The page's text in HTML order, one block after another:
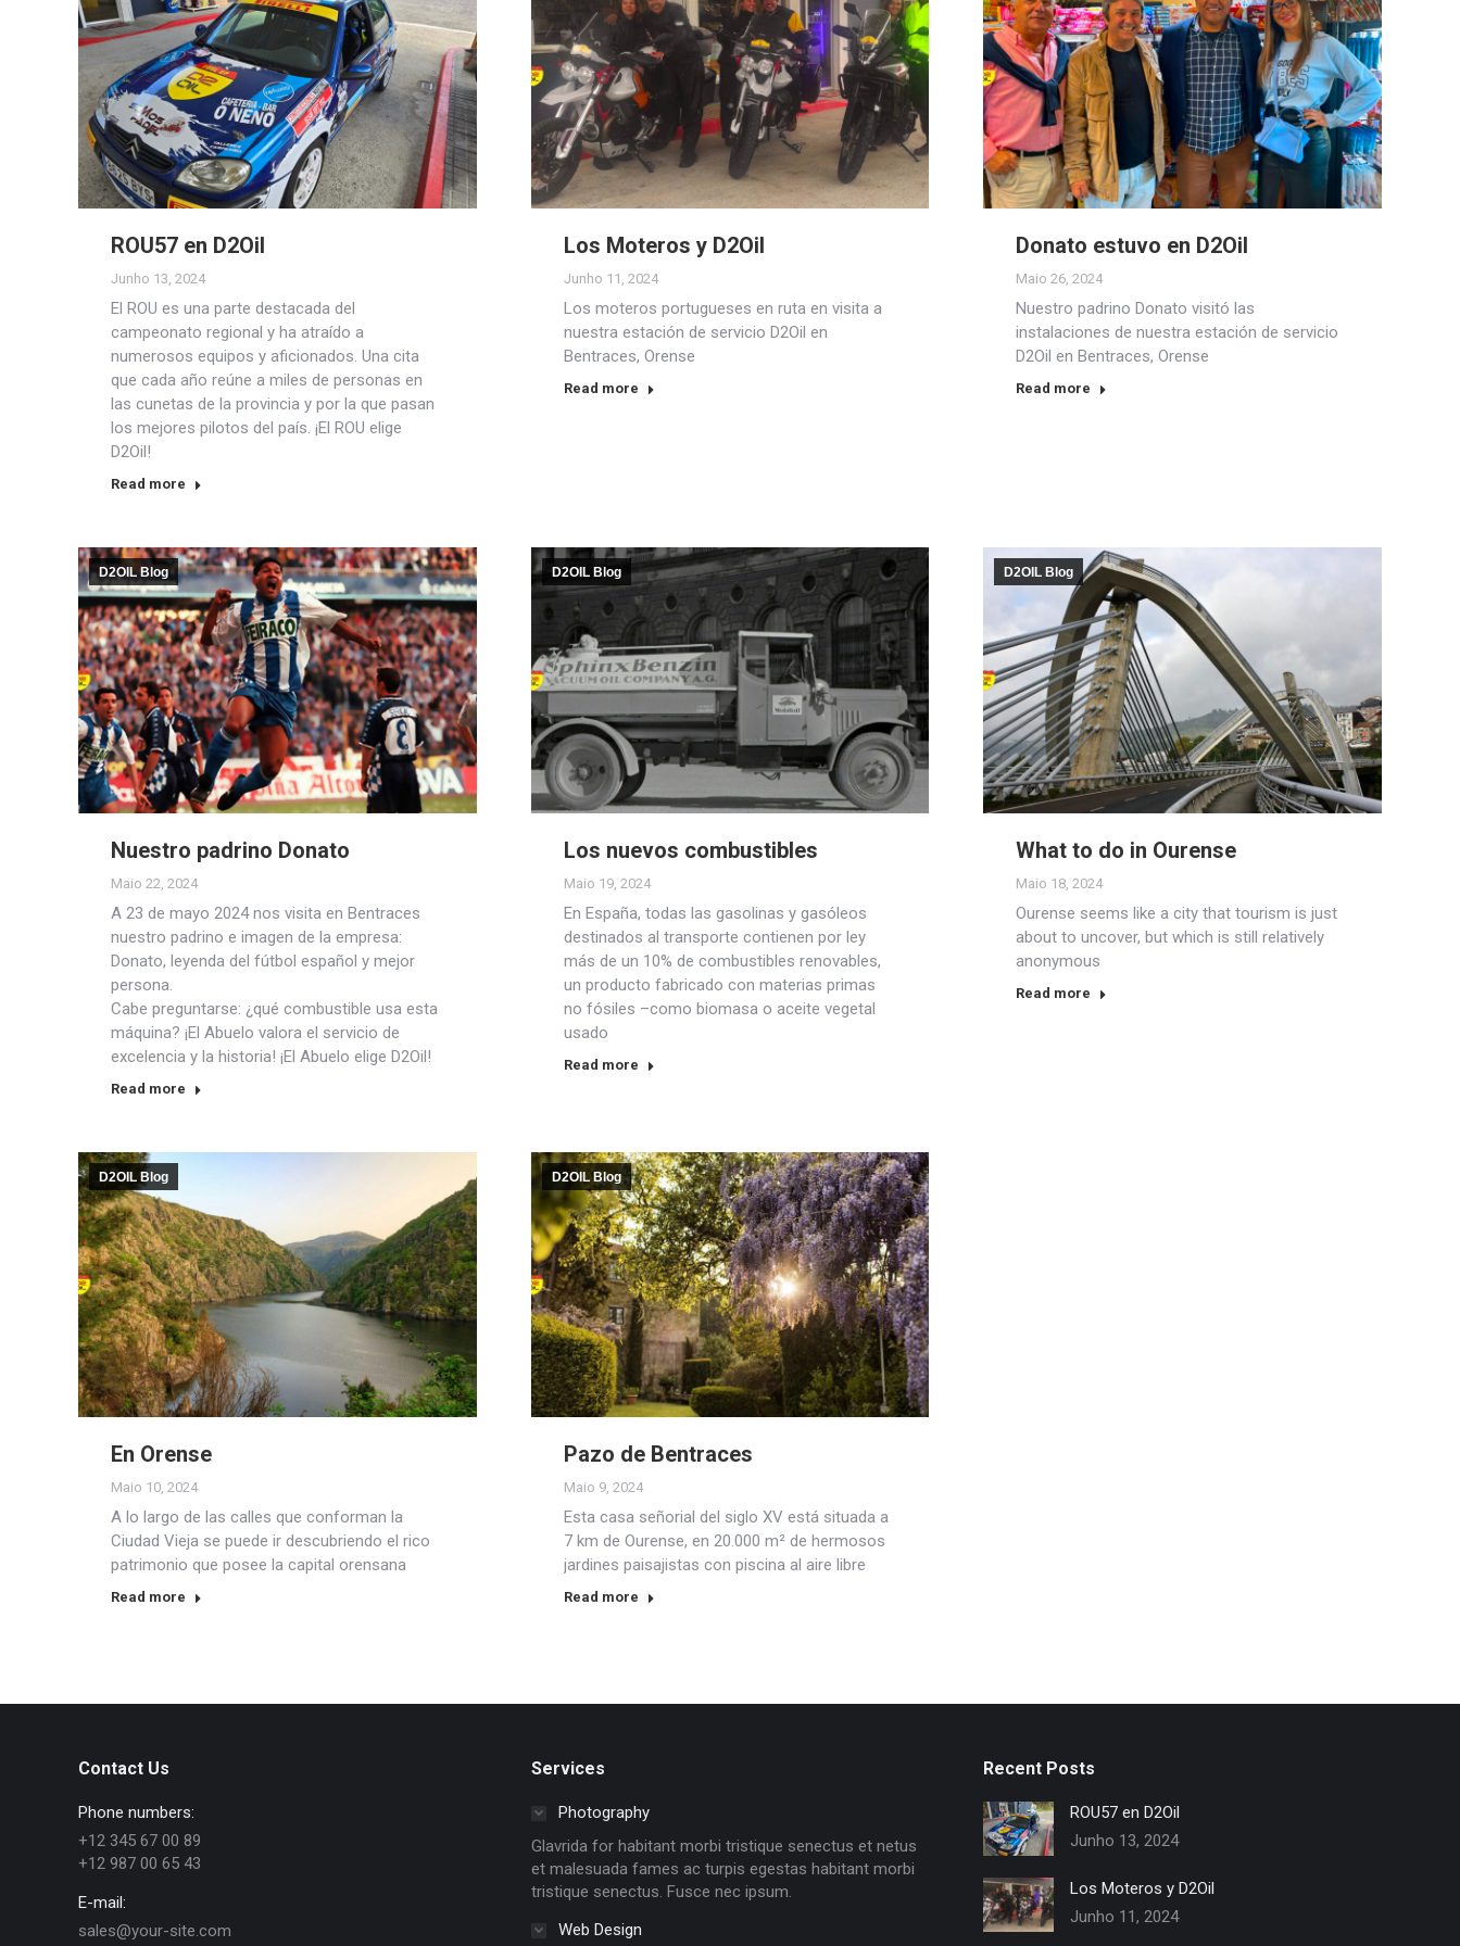
ROU57 en D2Oil
Junho 13, 2024
El ROU es una parte destacada del
campeonato regional y ha atraído a
numerosos equipos y aficionados. Una cita
que cada año reúne a miles de personas en
las cunetas de la provincia y por la que pasan
los mejores pilotos del país. ¡El ROU elige
D2Oil!
Read more
Los Moteros y D2Oil
Junho 11, 2024
Los moteros portugueses en ruta en visita a
nuestra estación de servicio D2Oil en
Bentraces, Orense
Read more
Donato estuvo en D2Oil
Maio 26, 2024
Nuestro padrino Donato visitó las
instalaciones de nuestra estación de servicio
D2Oil en Bentraces, Orense
Read more
D2OIL Blog
Nuestro padrino Donato
Maio 22, 2024
A 23 de mayo 2024 nos visita en Bentraces
nuestro padrino e imagen de la empresa:
Donato, leyenda del fútbol español y mejor
persona.
Cabe preguntarse: ¿qué combustible usa esta
máquina? ¡El Abuelo valora el servicio de
excelencia y la historia! ¡El Abuelo elige D2Oil!
Read more
D2OIL Blog
Los nuevos combustibles
Maio 19, 2024
En España, todas las gasolinas y gasóleos
destinados al transporte contienen por ley
más de un 10% de combustibles renovables,
un producto fabricado con materias primas
no fósiles –como biomasa o aceite vegetal
usado
Read more
D2OIL Blog
What to do in Ourense
Maio 18, 2024
Ourense seems like a city that tourism is just
about to uncover, but which is still relatively
anonymous
Read more
D2OIL Blog
En Orense
Maio 10, 2024
A lo largo de las calles que conforman la
Ciudad Vieja se puede ir descubriendo el rico
patrimonio que posee la capital orensana
Read more
D2OIL Blog
Pazo de Bentraces
Maio 9, 2024
Esta casa señorial del siglo XV está situada a
7 km de Ourense, en 20.000 m² de hermosos
jardines paisajistas con piscina al aire libre
Read more
Contact Us
Phone numbers:
+12 345 67 00 89
+12 987 00 65 43
E-mail:
sales@your-site.com
Services
Photography
Glavrida for habitant morbi tristique senectus et netus
et malesuada fames ac turpis egestas habitant morbi
tristique senectus. Fusce nec ipsum.
Web Design
Recent Posts
ROU57 en D2Oil
Junho 13, 2024
Los Moteros y D2Oil
Junho 11, 2024